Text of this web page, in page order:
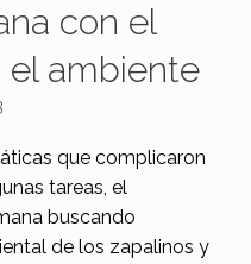
con el
ambiente
que complicaron
tareas, el
buscando
de los zapalinos y